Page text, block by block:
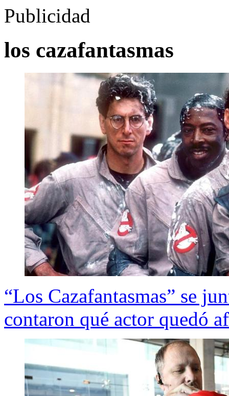
Publicidad
los cazafantasmas
“Los Cazafantasmas” se
contaron qué actor quedó